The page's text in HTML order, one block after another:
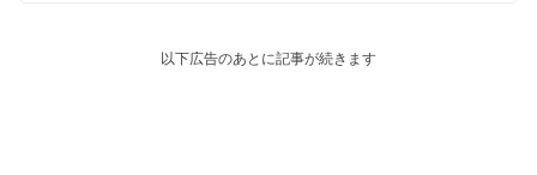
以下広告のあとに記事が続きます